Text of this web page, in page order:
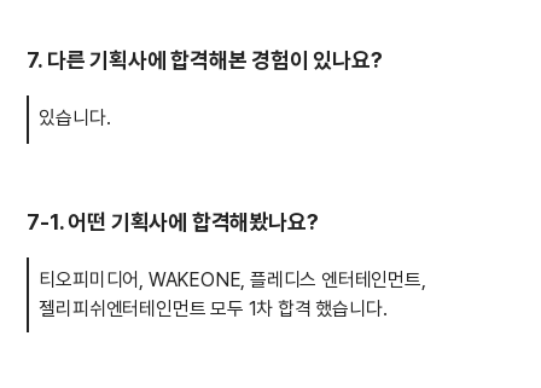
7. 다른 기획사에 합격해본 경험이 있나요?
있습니다.
7-1. 어떤 기획사에 합격해봤나요?
티오피미디어, WAKEONE, 플레디스 엔터테인먼트,
젤리피쉬엔터테인먼트 모두 1차 합격 했습니다.